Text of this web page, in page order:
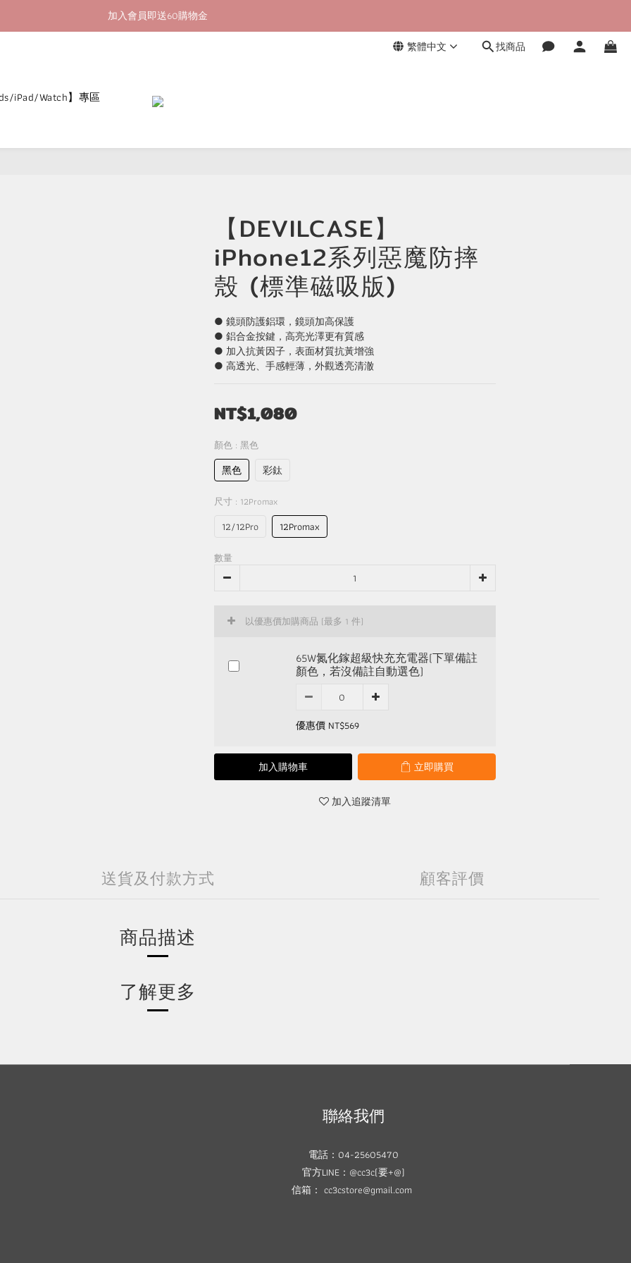
加入會員即送60購物金
加入會員即送60購物金
繁體中文 找商品
iPad/Watch】專區
【DEVILCASE】
iPhone12系列惡魔防摔
殼 (標準磁吸版)
● 鏡頭防護鋁環，鏡頭加高保護
● 鋁合金按鍵，高亮光澤更有質感
● 加入抗黃因子，表面材質抗黃增強
● 高透光、手感輕薄，外觀透亮清澈
NT$1,080
顏色 : 黑色
黑色 彩鈦
尺寸 : 12Promax
12/12Pro 12Promax
數量
以優惠價加購商品 (最多 1 件)
65W氮化鎵超級快充充電器(下單備註
顏色，若沒備註自動選色)
優惠價 NT$569
加入購物車 立即購買
加入追蹤清單
送貨及付款方式 顧客評價
商品描述
了解更多
聯絡我們
電話：04-25605470
官方LINE：@cc3c(要+@)
信箱： cc3cstore@gmail.com